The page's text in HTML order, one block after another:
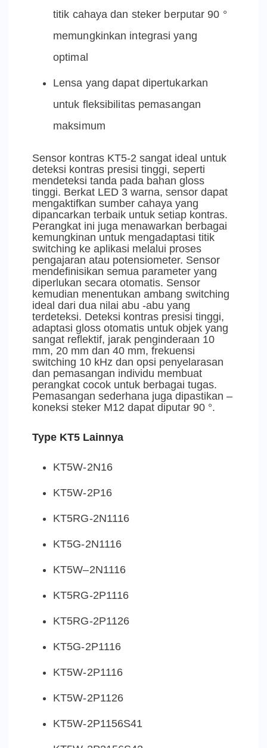
titik cahaya dan steker berputar 90 °
memungkinkan integrasi yang
optimal
Lensa yang dapat dipertukarkan
untuk fleksibilitas pemasangan
maksimum
Sensor kontras KT5-2 sangat ideal untuk
deteksi kontras presisi tinggi, seperti
mendeteksi tanda pada bahan gloss
tinggi. Berkat LED 3 warna, sensor dapat
mengaktifkan sumber cahaya yang
dipancarkan terbaik untuk setiap kontras.
Perangkat ini juga menawarkan berbagai
kemungkinan untuk mengadaptasi titik
switching ke aplikasi melalui proses
pengajaran atau potensiometer. Sensor
mendefinisikan semua parameter yang
diperlukan secara otomatis. Sensor
kemudian menentukan ambang switching
ideal dari dua nilai abu -abu yang
terdeteksi. Deteksi kontras presisi tinggi,
adaptasi gloss otomatis untuk objek yang
sangat reflektif, jarak penginderaan 10
mm, 20 mm dan 40 mm, frekuensi
switching 10 kHz dan opsi penyelarasan
dan pemasangan individu membuat
perangkat cocok untuk berbagai tugas.
Pemasangan sederhana juga dipastikan –
koneksi steker M12 dapat diputar 90 °.
Type KT5 Lainnya
KT5W-2N16
KT5W-2P16
KT5RG-2N1116
KT5G-2N1116
KT5W–2N1116
KT5RG-2P1116
KT5RG-2P1126
KT5G-2P1116
KT5W-2P1116
KT5W-2P1126
KT5W-2P1156S41